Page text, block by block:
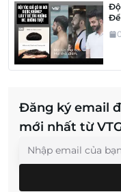
Để
Đăng ký email
mới nhất từ